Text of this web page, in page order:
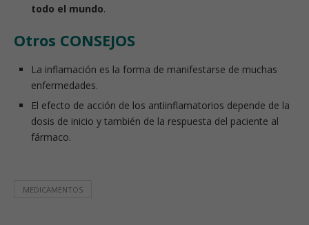
todo el mundo.
Otros CONSEJOS
La inflamación es la forma de manifestarse de muchas
enfermedades.
El efecto de acción de los antiinflamatorios depende de la
dosis de inicio y también de la respuesta del paciente al
fármaco.
MEDICAMENTOS